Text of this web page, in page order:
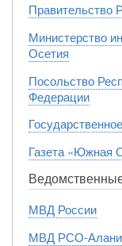
Правительство
Министерство
Осетия
Посольство
Федерации
Газета «Южная
МВД России
МВД РСО-